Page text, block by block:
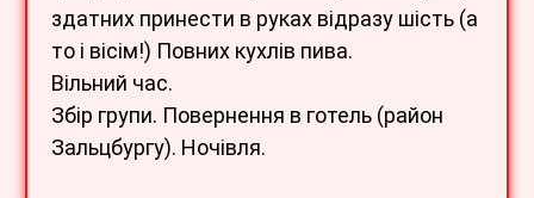
здатних принести в руках відразу шість (а
то і вісім!) Повних кухлів пива.
Вільний час.
Збір групи. Повернення в готель (район
Зальцбургу). Ночівля.